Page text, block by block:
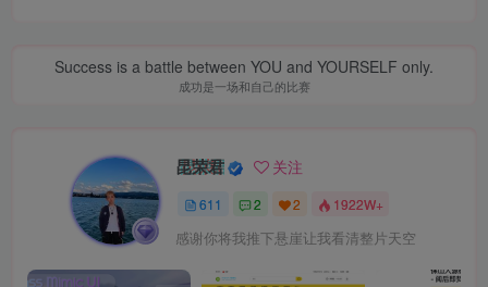
Success is a battle between YOU and YOURSELF only.
成功是一场和自己的比赛
昆荣君 关注
611 2 2 1922W+
感谢你将我推下悬崖让我看清整片天空